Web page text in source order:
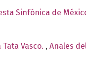
Sinfónica de
Tata Vasco. , Anales